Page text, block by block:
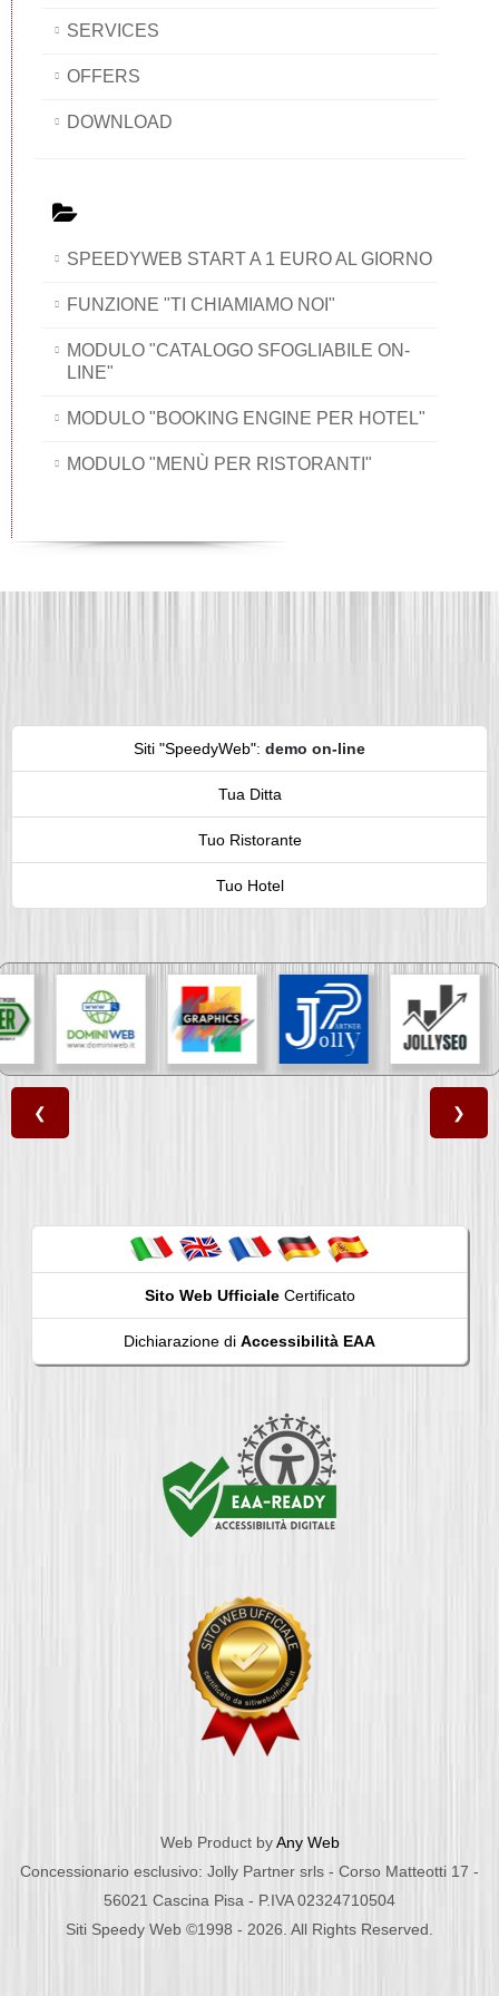
SERVICES
OFFERS
DOWNLOAD
SPEEDYWEB START A 1 EURO AL GIORNO
FUNZIONE "TI CHIAMIAMO NOI"
MODULO "CATALOGO SFOGLIABILE ON-
LINE"
MODULO "BOOKING ENGINE PER HOTEL"
MODULO "MENÙ PER RISTORANTI"
Siti "SpeedyWeb": demo on-line
Tua Ditta
Tuo Ristorante
Tuo Hotel
❮ ❯
Sito Web UfficialeCertificato
Dichiarazione di Accessibilità EAA
Web Product byAny Web
Concessionario esclusivo: Jolly Partner srls - Corso Matteotti 17 -
56021 Cascina Pisa - P.IVA 02324710504
Siti Speedy Web ©1998 - 2026. All Rights Reserved.